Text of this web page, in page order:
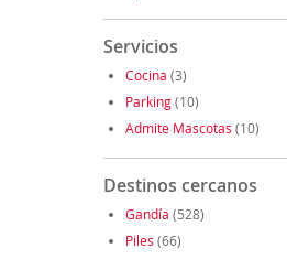
Servicios
Cocina (3)
Parking(10)
Admite Mascotas (10)
Destinos cercanos
Gandía (528)
Piles (66)